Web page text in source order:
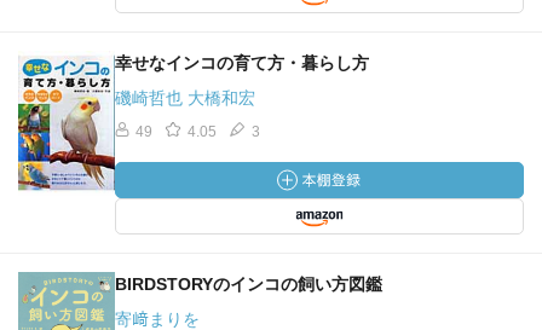
幸せなインコの育て方・暮らし方
磯崎哲也 大橋和宏
49 4.05 3
BIRDSTORYのインコの飼い方図鑑
寄﨑まりを